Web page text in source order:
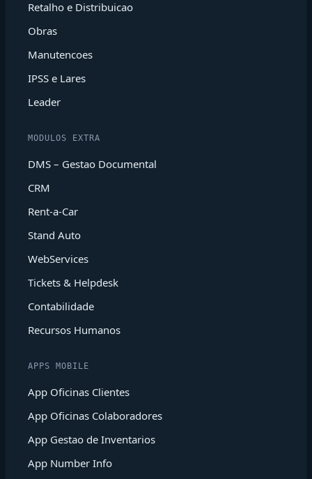
Retalho e Distribuicao
Obras
Manutencoes
IPSS e Lares
Leader
MODULOS EXTRA
DMS – Gestao Documental
CRM
Rent-a-Car
Stand Auto
WebServices
Tickets & Helpdesk
Contabilidade
Recursos Humanos
APPS MOBILE
App Oficinas Clientes
App Oficinas Colaboradores
App Gestao de Inventarios
App Number Info